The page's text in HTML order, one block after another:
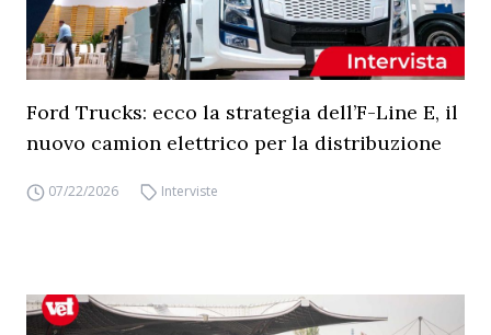
Ford Trucks: ecco la strategia dell’F-Line E, il
nuovo camion elettrico per la distribuzione
07/22/2026 Interviste